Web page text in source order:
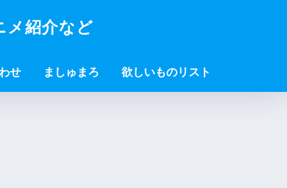
紹介など
せ ましゅまろ 欲しいものリスト